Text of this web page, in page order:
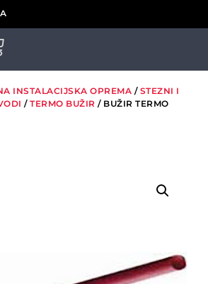
INSTALACIJSKA OPREMA / STEZNI I
/ TERMO BUŽIR / BUŽIR TERMO